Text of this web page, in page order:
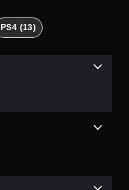
5
颗
，
PS4 (13)